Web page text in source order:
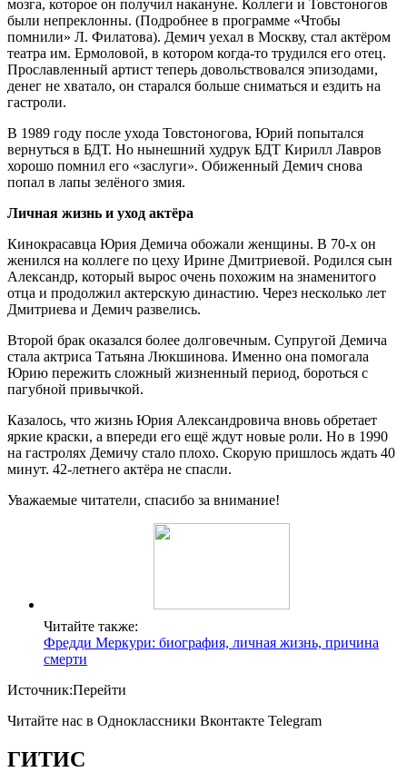
мозга, которое он получил накануне. Коллеги и Товстоногов
были непреклонны. (Подробнее в программе «Чтобы
помнили» Л. Филатова). Демич уехал в Москву, стал актёром
театра им. Ермоловой, в котором когда-то трудился его отец.
Прославленный артист теперь довольствовался эпизодами,
денег не хватало, он старался больше сниматься и ездить на
гастроли.
В 1989 году после ухода Товстоногова, Юрий попытался
вернуться в БДТ. Но нынешний худрук БДТ Кирилл Лавров
хорошо помнил его «заслуги». Обиженный Демич снова
попал в лапы зелёного змия.
Личная жизнь и уход актёра
Кинокрасавца Юрия Демича обожали женщины. В 70-х он
женился на коллеге по цеху Ирине Дмитриевой. Родился сын
Александр, который вырос очень похожим на знаменитого
отца и продолжил актерскую династию. Через несколько лет
Дмитриева и Демич развелись.
Второй брак оказался более долговечным. Супругой Демича
стала актриса Татьяна Люкшинова. Именно она помогала
Юрию пережить сложный жизненный период, бороться с
пагубной привычкой.
Казалось, что жизнь Юрия Александровича вновь обретает
яркие краски, а впереди его ещё ждут новые роли. Но в 1990
на гастролях Демичу стало плохо. Скорую пришлось ждать 40
минут. 42-летнего актёра не спасли.
Уважаемые читатели, спасибо за внимание!
Читайте также:
Фредди Меркури: биография, личная жизнь, причина
смерти
Источник:Перейти
Читайте нас в Одноклассники Вконтакте Telegram
ГИТИС